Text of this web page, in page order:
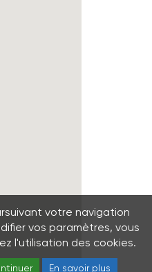
votre navigation
vos paramètres, vous
l'utilisation des cookies.
En savoir plus